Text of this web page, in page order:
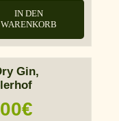
IN DEN
WARENKORB
Gin,
€